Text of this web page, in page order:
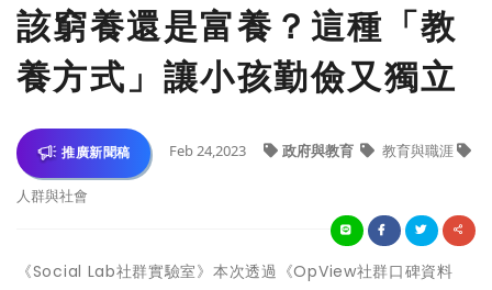
該窮養還是富養？這種「教
養方式」讓小孩勤儉又獨立
推廣新聞稿 Feb 24,2023 政府與教育 教育與職涯
人群與社會
《Social Lab社群實驗室》本次透過《OpView社群口碑資料